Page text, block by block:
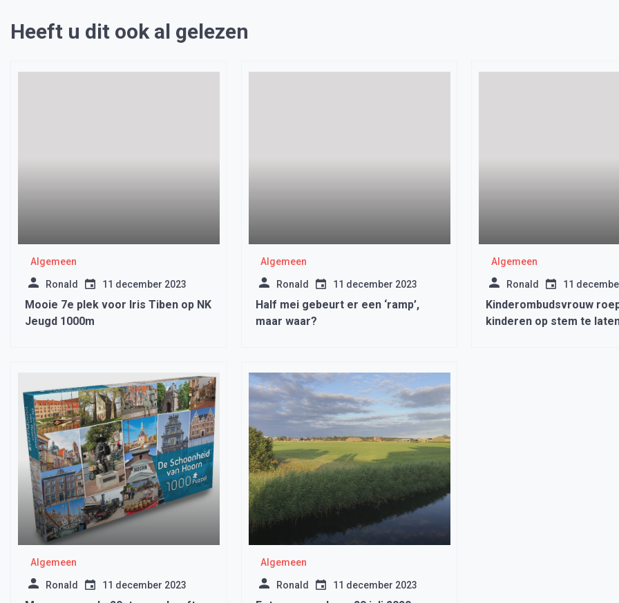
Heeft u dit ook al gelezen
Algemeen
Ronald 11 december 2023
Mooie 7e plek voor Iris Tiben op NK
Jeugd 1000m
Algemeen
Ronald 11 december 2023
Half mei gebeurt er een ‘ramp’,
maar waar?
Algemeen
Ronald 11
Kinderombudsvrouw
kinderen op stem te
Algemeen
Ronald 11 december 2023
Algemeen
Ronald 11 december 2023